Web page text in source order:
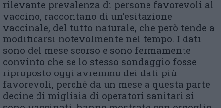
rilevante prevalenza di persone favorevoli al
vaccino, raccontano di un’esitazione
vaccinale, del tutto naturale, che però tende a
modificarsi notevolmente nel tempo. I dati
sono del mese scorso e sono fermamente
convinto che se lo stesso sondaggio fosse
riproposto oggi avremmo dei dati più
favorevoli, perché da un mese a questa parte
decine di migliaia di operatori sanitari si